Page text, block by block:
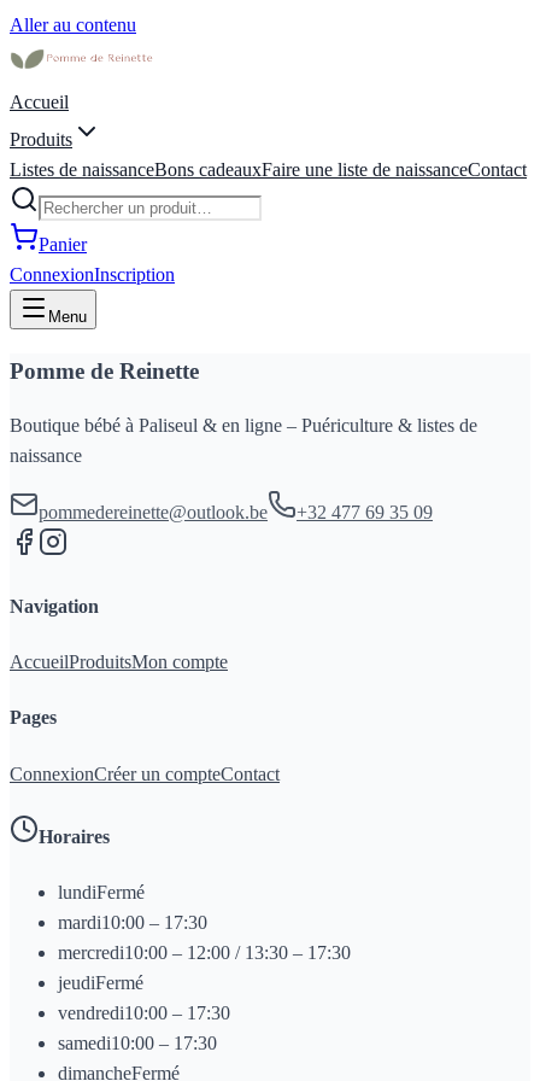
Aller au contenu
Accueil
Produits
Listes de naissanceBons cadeauxFaire une liste de naissanceContact
Panier
ConnexionInscription
Menu
Pomme de Reinette
Boutique bébé à Paliseul & en ligne – Puériculture & listes de
naissance
pommedereinette@outlook.be +32 477 69 35 09
Navigation
AccueilProduitsMon compte
Pages
ConnexionCréer un compteContact
Horaires
lundiFermé
mardi10:00 – 17:30
mercredi10:00 – 12:00 / 13:30 – 17:30
jeudiFermé
vendredi10:00 – 17:30
samedi10:00 – 17:30
dimancheFermé